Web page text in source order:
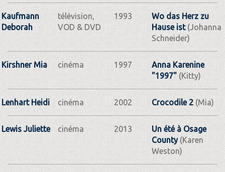
Kaufmann
Deborah
télévision,
VOD & DVD
1993
Wo das Herz zu
Hause ist(Johanna
Schneider)
Kirshner Mia cinéma 1997
Anna Karenine
"1997"(Kitty)
Lenhart Heidi cinéma 2002 Crocodile 2(Mia)
Lewis Juliette cinéma 2013
Un été à Osage
County(Karen
Weston)